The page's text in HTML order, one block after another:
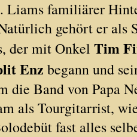
Liams familiärer
gehört er als
der mit OnkelTim
Enz begann und
die Band von Papa
als Tourgitarrist,
fast alles